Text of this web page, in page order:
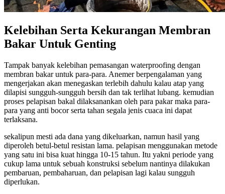
Kelebihan Serta Kekurangan Membran
Bakar Untuk Genting
Tampak banyak kelebihan pemasangan waterproofing dengan
membran bakar untuk para-para. Anemer berpengalaman yang
mengerjakan akan menegaskan terlebih dahulu kalau atap yang
dilapisi sungguh-sungguh bersih dan tak terlihat lubang. kemudian
proses pelapisan bakal dilaksanankan oleh para pakar maka para-
para yang anti bocor serta tahan segala jenis cuaca ini dapat
terlaksana.
sekalipun mesti ada dana yang dikeluarkan, namun hasil yang
diperoleh betul-betul resistan lama. pelapisan menggunakan metode
yang satu ini bisa kuat hingga 10-15 tahun. Itu yakni periode yang
cukup lama untuk sebuah konstruksi sebelum nantinya dilakukan
pembaruan, pembaharuan, dan pelapisan lagi kalau sungguh
diperlukan.